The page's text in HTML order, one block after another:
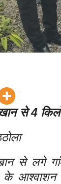
से 4
से लगे
के आश्वाशन